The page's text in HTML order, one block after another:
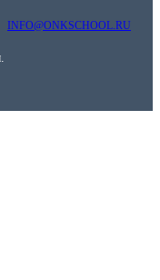
INFO@ONKSCHOOL.RU